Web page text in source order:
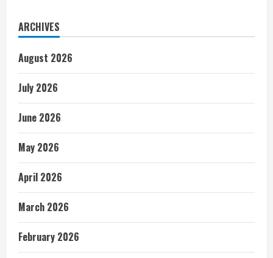
ARCHIVES
August 2026
July 2026
June 2026
May 2026
April 2026
March 2026
February 2026